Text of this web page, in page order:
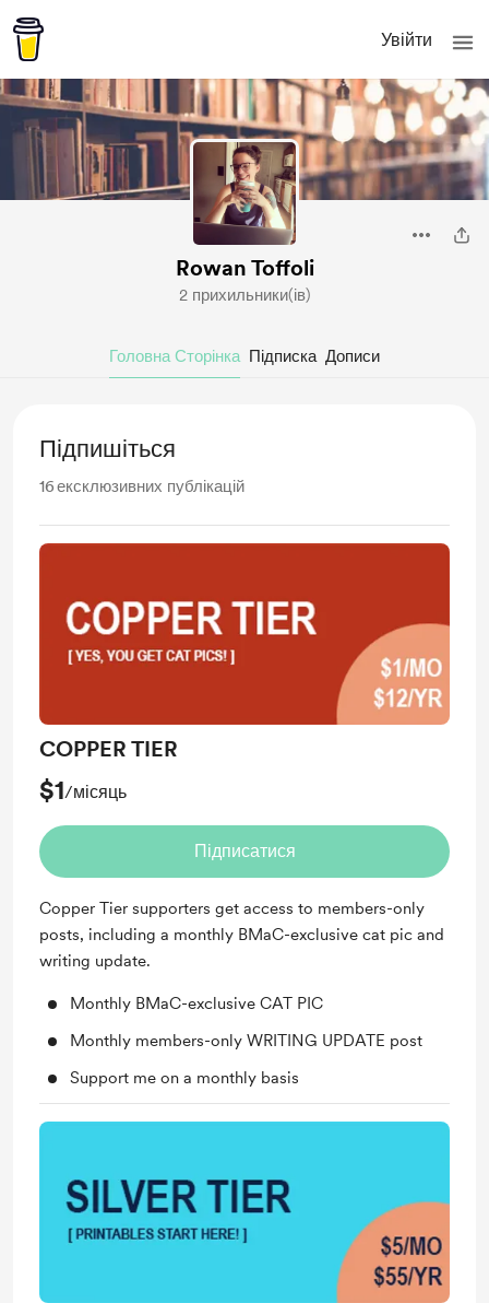
Увійти
Rowan Toffoli
2 прихильники(ів)
Головна Сторінка Підписка Дописи
Підпишіться
16ексклюзивних публікацій
COPPER TIER
$1/місяць
Підписатися
Copper Tier supporters get access to members-only
posts, including a monthly BMaC-exclusive cat pic and
writing update.
Monthly BMaC-exclusive CAT PIC
Monthly members-only WRITING UPDATE post
Support me on a monthly basis